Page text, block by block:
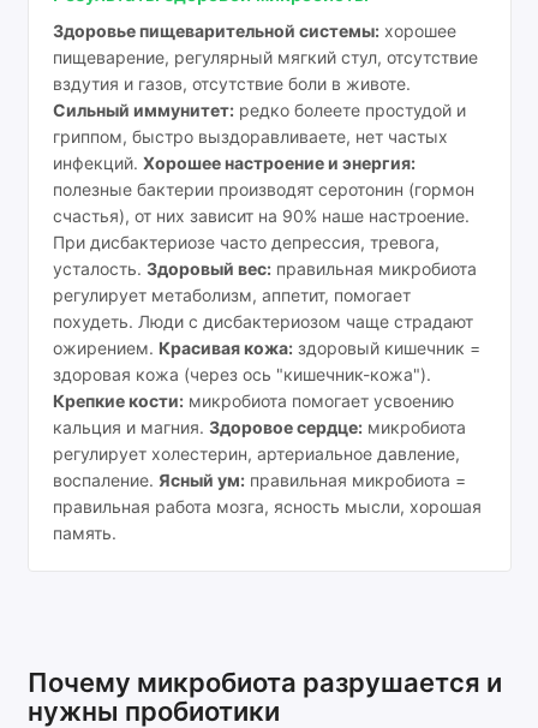
Здоровье пищеварительной системы:хорошее
пищеварение, регулярный мягкий стул, отсутствие
вздутия и газов, отсутствие боли в животе.
Сильный иммунитет:редко болеете простудой и
гриппом, быстро выздоравливаете, нет частых
инфекций. Хорошее настроение и энергия:
полезные бактерии производят серотонин (гормон
счастья), от них зависит на 90% наше настроение.
При дисбактериозе часто депрессия, тревога,
усталость. Здоровый вес:правильная микробиота
регулирует метаболизм, аппетит, помогает
похудеть. Люди с дисбактериозом чаще страдают
ожирением. Красивая кожа:здоровый кишечник =
здоровая кожа (через ось "кишечник-кожа").
Крепкие кости:микробиота помогает усвоению
кальция и магния. Здоровое сердце:микробиота
регулирует холестерин, артериальное давление,
воспаление. Ясный ум:правильная микробиота =
правильная работа мозга, ясность мысли, хорошая
память.
Почему микробиота разрушается и
нужны пробиотики